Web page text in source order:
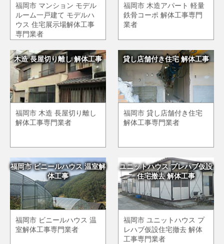
福岡市 マンション モデル
ルーム一戸建て モデルハ
ウス 住宅展示場解体工事
専門業者
福岡市 木造アパート 軽量
鉄骨コーポ 解体工事専門
業者
木造 長屋切り離し 解体工事
福岡市 木造 長屋切り離し
解体工事専門業者
貸し店舗付き住宅 解体工事
福岡市 貸し店舗付き住宅
解体工事専門業者
福岡市 ビニールハウス 温室解
体工事
福岡市 ビニールハウス 温
室解体工事専門業者
ユニットハウス プレハブ仮設
住宅撤去 解体工事
福岡市 ユニットハウス プ
レハブ仮設住宅撤去 解体
工事専門業者